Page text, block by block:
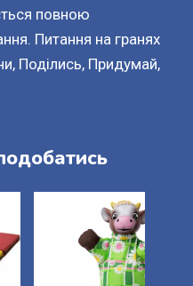
повною
Питання на гранях
Поділись, Придумай,